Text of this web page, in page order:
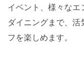
イベント、様々な
ダイニングまで、
フを楽しめます。